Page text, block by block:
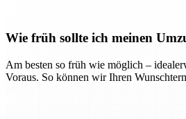
Wie früh sollte ich meinen
Am besten so früh wie möglich –
Voraus. So können wir Ihren